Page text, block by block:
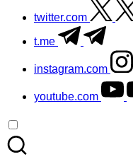
twitter.com
t.me
instagram.com
youtube.com